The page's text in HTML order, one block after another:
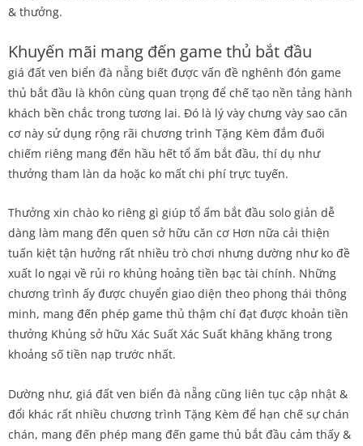
& thưởng.
Khuyến mãi mang đến game thủ bắt đầu
giá đất ven biển đà nẵng biết được vấn đề nghênh đón game
thủ bắt đầu là khôn cùng quan trọng để chế tạo nền tảng hành
khách bền chắc trong tương lai. Đó là lý vày chưng vày sao căn
cơ này sử dụng rộng rãi chương trình Tặng Kèm đắm đuối
chiếm riêng mang đến hầu hết tổ ấm bắt đầu, thí dụ như
thưởng tham làn da hoặc ko mất chi phí trực tuyến.
Thưởng xin chào ko riêng gì giúp tổ ấm bắt đầu solo giản dễ
dàng làm mang đến quen sở hữu căn cơ Hơn nữa cải thiện
tuấn kiệt tận hưởng rất nhiều trò chơi nhưng dường như ko đề
xuất lo ngại về rủi ro khủng hoảng tiền bạc tài chính. Những
chương trình ấy được chuyển giao diện theo phong thái thông
minh, mang đến phép game thủ thậm chí đạt được khoản tiền
thưởng Khủng sở hữu Xác Suất Xác Suất khăng khăng trong
khoảng số tiền nạp trước nhất.
Dường như, giá đất ven biển đà nẵng cũng liên tục cập nhật &
đổi khác rất nhiều chương trình Tặng Kèm để hạn chế sự chán
chán, mang đến phép mang đến game thủ bắt đầu cảm thấy &